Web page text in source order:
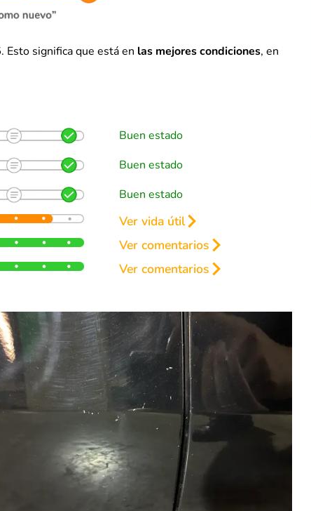
. Esto significa que está en las mejores condiciones, en
Buen estado
Buen estado
Buen estado
Ver vida útil
50%
Ver comentarios
Ver comentarios